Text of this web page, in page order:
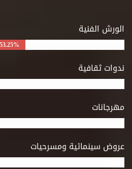
الورش الفنية
53.25%
ندوات ثقافية
مهرجانات
عروض سينمائية ومسرحيات